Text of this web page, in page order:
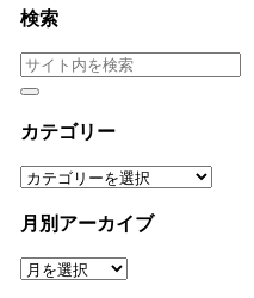
検索
カテゴリー
カ
ゴ
リ
ー
月別アーカイブ
月